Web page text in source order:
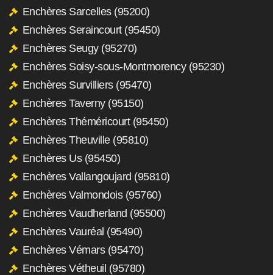
Enchères Sarcelles (95200)
Enchères Seraincourt (95450)
Enchères Seugy (95270)
Enchères Soisy-sous-Montmorency (95230)
Enchères Survilliers (95470)
Enchères Taverny (95150)
Enchères Théméricourt (95450)
Enchères Theuville (95810)
Enchères Us (95450)
Enchères Vallangoujard (95810)
Enchères Valmondois (95760)
Enchères Vaudherland (95500)
Enchères Vauréal (95490)
Enchères Vémars (95470)
Enchères Vétheuil (95780)